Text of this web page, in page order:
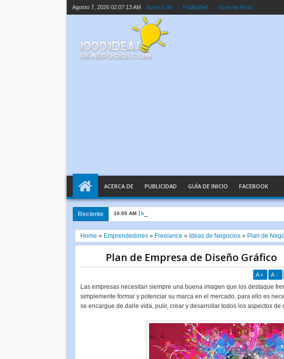
Agosto 7, 2026 02:07:14 AM Acerca de Publicidad Guía de inicio
ACERCA DE PUBLICIDAD GUÍA DE INICIO FACEBOOK
Reciente 10:05 AM Inteligencia Artificial Explicada en Palabras Sencillas
Home » Emprendedores» Freelance » Ideas de Negocios» Plan de
Plan de Empresa de Diseño Gráfico
A + A -
Las empresas necesitan siempre una buena imagen que los destaque
simplemente formar y potenciar su marca en el mercado, para ello es
se encargue de darle vida, pulir, crear y desarrollar todos los aspectos